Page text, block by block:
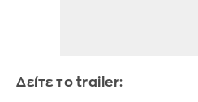
Δείτε το trailer: